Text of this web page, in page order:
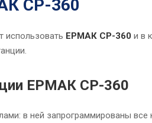
CP-360
использовать ЕРМАК CP-360 и в
ЕРМАК CP-360
в ней запрограммированы